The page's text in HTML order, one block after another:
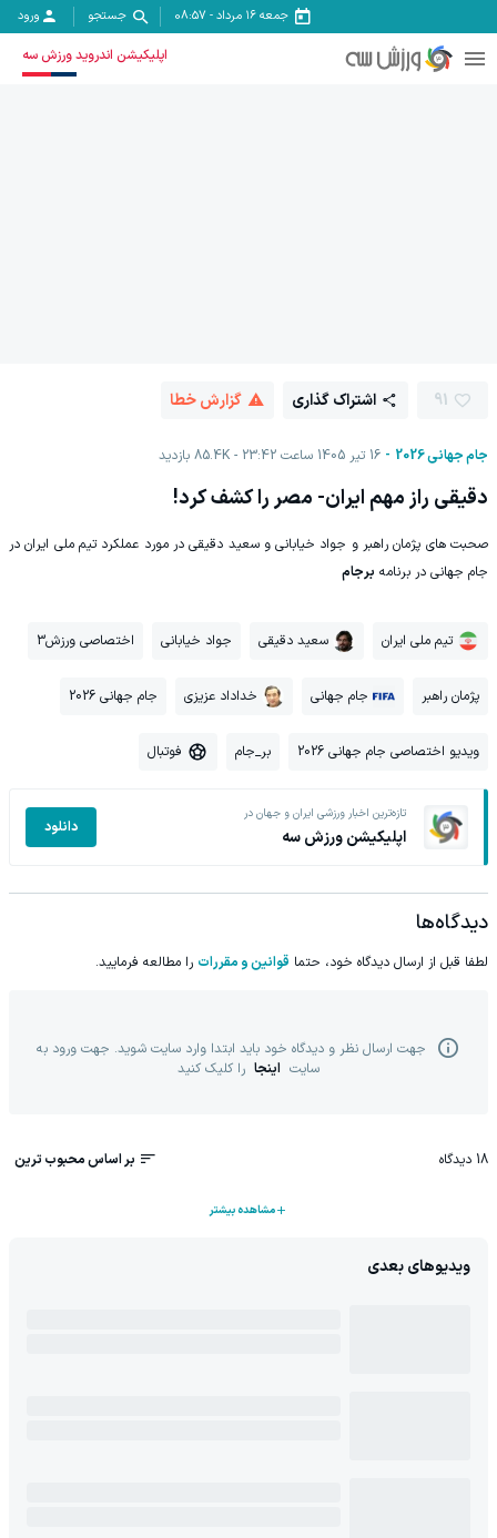
جمعه ۱۶ مرداد -
08:57 جستجو ورود
اپلیکیشن اندروید ورزش سه
جام جهانی 2026 16 تیر 1405 ساعت 23:42 85.4K بازدید
91 اشتراک گذاری گزارش خطا
دقیقی راز مهم ایران- مصر را کشف کرد!
صحبت های پژمان راهبر و جواد خیابانی و سعید دقیقی در مورد عملکرد تیم ملی ایران در
جام جهانی در برنامه برجام
تیم ملی ایران سعید دقیقی جواد خیابانی اختصاصی ورزش3
پژمان راهبر جام جهانی خداداد عزیزی جام جهانی 2026
ویدیو اختصاصی جام جهانی 2026 بر_جام فوتبال
تازه‌ترین اخبار ورزشی ایران و جهان در
اپلیکیشن ورزش سه دانلود
دیدگاه‌ها
لطفا قبل از ارسال دیدگاه خود، حتما قوانین و مقررات را مطالعه فرمایید.
جهت ارسال نظر و دیدگاه خود باید ابتدا وارد سایت شوید. جهت ورود به
سایت اینجا را کلیک کنید
18 دیدگاه بر اساس محبوب ترین
مشاهده بیشتر
ویدیوهای بعدی